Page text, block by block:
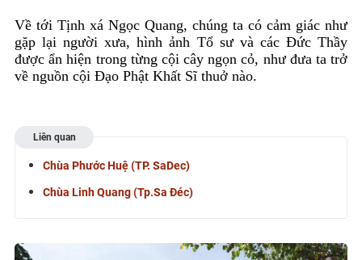
Về tới Tịnh xá Ngọc Quang, chúng ta có cảm giác như
gặp lại người xưa, hình ảnh Tổ sư và các Đức Thầy
được ẩn hiện trong từng cội cây ngọn cỏ, như đưa ta trở
về nguồn cội Đạo Phật Khất Sĩ thuở nào.
Liên quan
Chùa Phước Huệ (TP. SaDec)
Chùa Linh Quang (Tp.Sa Đéc)